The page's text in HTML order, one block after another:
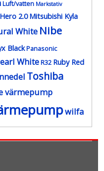
Luft/vatten Markstativ
2.0 Mitsubishi Kyla
White Nibe
BlackPanasonic
WhiteR32 Ruby Red
Toshiba
värmepump
wilfa